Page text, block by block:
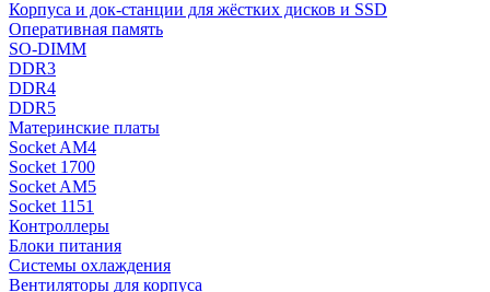
Корпуса и док-станции для жёстких дисков и SSD
Оперативная память
SO-DIMM
DDR3
DDR4
DDR5
Материнские платы
Socket AM4
Socket 1700
Socket AM5
Socket 1151
Контроллеры
Блоки питания
Системы охлаждения
Вентиляторы для корпуса